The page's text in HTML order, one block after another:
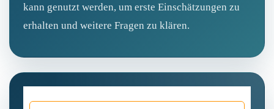
kann genutzt werden, um erste Einschätzungen zu
erhalten und weitere Fragen zu klären.